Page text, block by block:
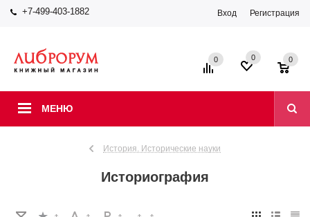
+7-499-403-1882 Вход Регистрация
МЕНЮ
0 0 0
История. Исторические науки
Историография